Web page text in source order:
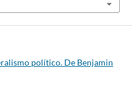
político. De Benjamin